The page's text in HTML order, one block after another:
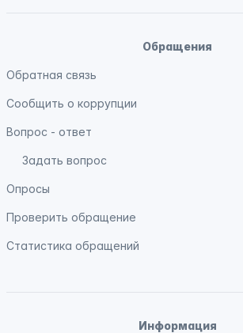
Обращения
Обратная связь
Сообщить о коррупции
Вопрос - ответ
Задать вопрос
Опросы
Проверить обращение
Статистика обращений
Информация